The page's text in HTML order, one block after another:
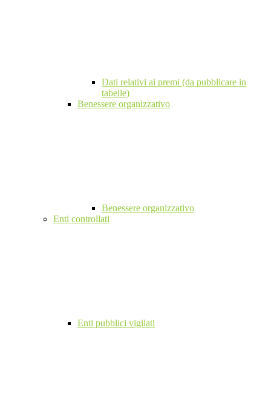
Dati relativi ai premi (da pubblicare in
tabelle)
Benessere organizzativo
Benessere organizzativo
Enti controllati
Enti pubblici vigilati